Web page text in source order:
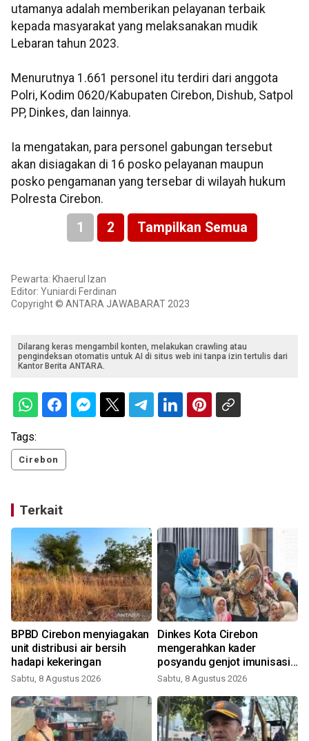
utamanya adalah memberikan pelayanan terbaik
kepada masyarakat yang melaksanakan mudik
Lebaran tahun 2023.
Menurutnya 1.661 personel itu terdiri dari anggota
Polri, Kodim 0620/Kabupaten Cirebon, Dishub, Satpol
PP, Dinkes, dan lainnya.
Ia mengatakan, para personel gabungan tersebut
akan disiagakan di 16 posko pelayanan maupun
posko pengamanan yang tersebar di wilayah hukum
Polresta Cirebon.
1 2 Tampilkan Semua
Pewarta: Khaerul Izan
Editor: Yuniardi Ferdinan
Copyright © ANTARA JAWABARAT 2023
Dilarang keras mengambil konten, melakukan crawling atau
pengindeksan otomatis untuk AI di situs web ini tanpa izin tertulis dari
Kantor Berita ANTARA.
Tags:
Cirebon
Terkait
BPBD Cirebon menyiagakan
unit distribusi air bersih
hadapi kekeringan
Sabtu, 8 Agustus 2026
Dinkes Kota Cirebon
mengerahkan kader
posyandu genjot imunisasi
campak
Sabtu, 8 Agustus 2026